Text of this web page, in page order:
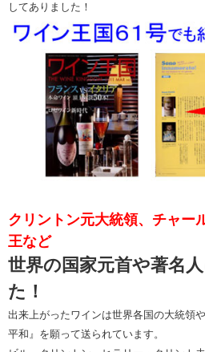
してありました！
クリントン元大統領、チャー
王など
世界の国家元首や著名
た！
出来上がったワインは世界各国の大統領
平和』を願って送られています。